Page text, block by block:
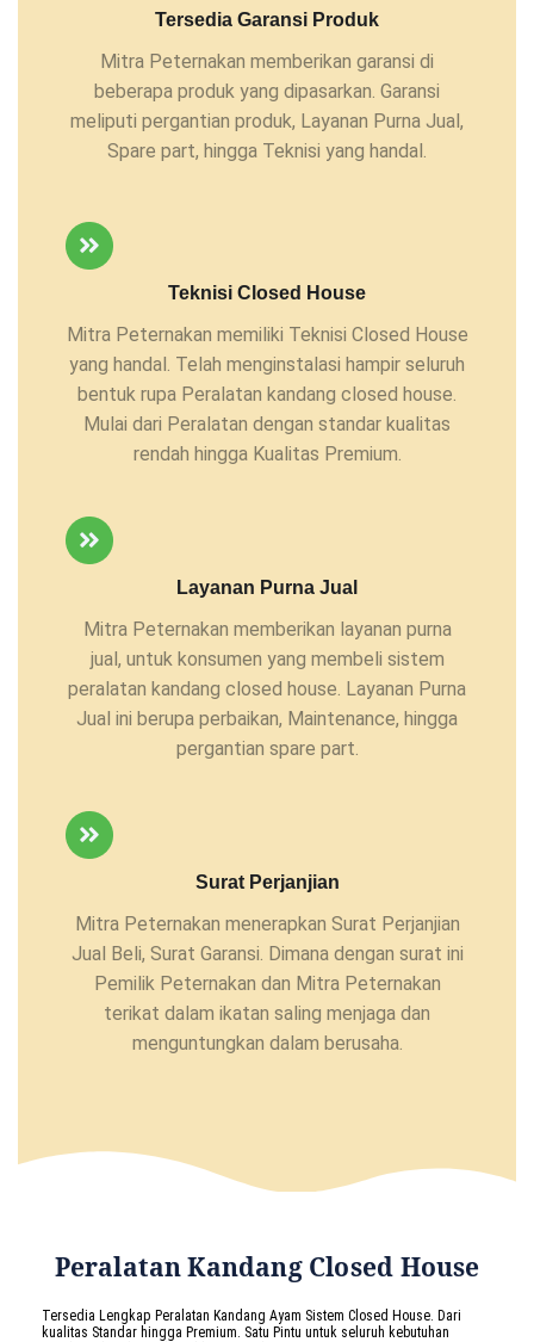
Tersedia Garansi Produk
Mitra Peternakan memberikan garansi di
beberapa produk yang dipasarkan. Garansi
meliputi pergantian produk, Layanan Purna Jual,
Spare part, hingga Teknisi yang handal.
Teknisi Closed House
Mitra Peternakan memiliki Teknisi Closed House
yang handal. Telah menginstalasi hampir seluruh
bentuk rupa Peralatan kandang closed house.
Mulai dari Peralatan dengan standar kualitas
rendah hingga Kualitas Premium.
Layanan Purna Jual
Mitra Peternakan memberikan layanan purna
jual, untuk konsumen yang membeli sistem
peralatan kandang closed house. Layanan Purna
Jual ini berupa perbaikan, Maintenance, hingga
pergantian spare part.
Surat Perjanjian
Mitra Peternakan menerapkan Surat Perjanjian
Jual Beli, Surat Garansi. Dimana dengan surat ini
Pemilik Peternakan dan Mitra Peternakan
terikat dalam ikatan saling menjaga dan
menguntungkan dalam berusaha.
Peralatan Kandang Closed House
Tersedia Lengkap Peralatan Kandang Ayam Sistem Closed House. Dari
kualitas Standar hingga Premium. Satu Pintu untuk seluruh kebutuhan